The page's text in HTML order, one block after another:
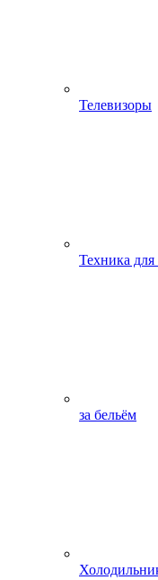
Телевизоры
Техника
за бельём